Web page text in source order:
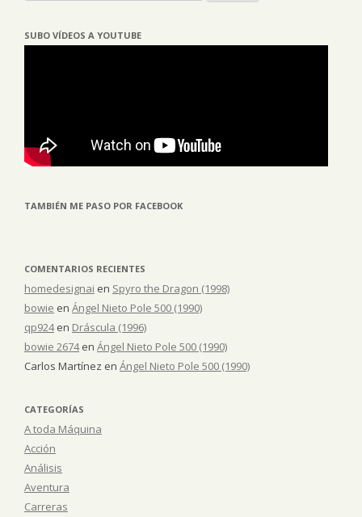
SUBO VÍDEOS A YOUTUBE
TAMBIÉN ME PASO POR FACEBOOK
COMENTARIOS RECIENTES
homedesignai en Spyro the Dragon (1998)
bowie en Ángel Nieto Pole 500 (1990)
qp924en Dráscula (1996)
bowie 2674en Ángel Nieto Pole 500 (1990)
Carlos Martínez en Ángel Nieto Pole 500 (1990)
CATEGORÍAS
A toda Máquina
Acción
Análisis
Aventura
Carreras